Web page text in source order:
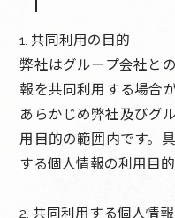
1. 共同利用の目的
弊社はグループ会社と
報を共同利用する場合
あらかじめ弊社及びグ
用目的の範囲内です。
する個人情報の利用目的
2. 共同利用する個人情